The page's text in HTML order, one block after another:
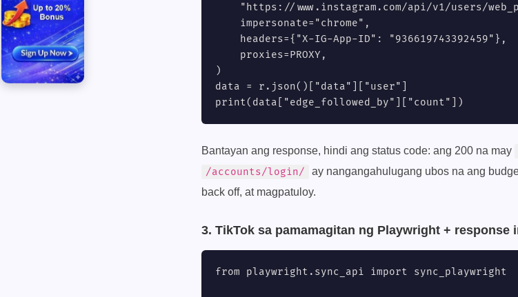
"https://www.instagram.com/api/v1/users/
    impersonate="chrome",
    headers={"X-IG-App-ID": "936619743392459"},
    proxies=PROXY,
)
data = r.json()["data"]["user"]
print(data["edge_followed_by"]["count"])
Bantayan ang response, hindi ang status code: ang 200 na may
/accounts/login/
ay nangangahulugang ubos na ang
back off, at magpatuloy.
3. TikTok sa pamamagitan ng Playwright + response
from playwright.sync_api import sync_playwright